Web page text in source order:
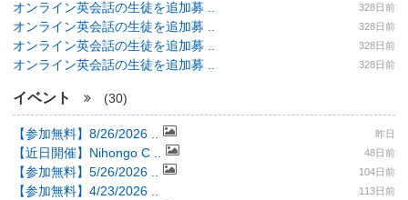
オンライン英会話の生徒を追加募 .. 328日前
オンライン英会話の生徒を追加募 .. 328日前
オンライン英会話の生徒を追加募 .. 328日前
オンライン英会話の生徒を追加募 .. 328日前
イベント (30)
【参加無料】8/26/2026 .. 昨日
【近日開催】Nihongo C .. 48日前
【参加無料】5/26/2026 .. 104日前
【参加無料】4/23/2026 .. 113日前